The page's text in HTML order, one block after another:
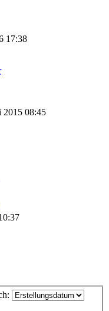
17:38
2015 08:45